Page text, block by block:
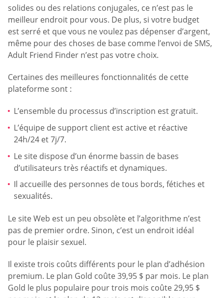
solides ou des relations conjugales, ce n’est pas le
meilleur endroit pour vous. De plus, si votre budget
est serré et que vous ne voulez pas dépenser d’argent,
même pour des choses de base comme l’envoi de SMS,
Adult Friend Finder n’est pas votre choix.
Certaines des meilleures fonctionnalités de cette
plateforme sont :
L’ensemble du processus d’inscription est gratuit.
L’équipe de support client est active et réactive
24h/24 et 7j/7.
Le site dispose d’un énorme bassin de bases
d’utilisateurs très réactifs et dynamiques.
Il accueille des personnes de tous bords, fétiches et
sexualités.
Le site Web est un peu obsolète et l’algorithme n’est
pas de premier ordre. Sinon, c’est un endroit idéal
pour le plaisir sexuel.
Il existe trois coûts différents pour le plan d’adhésion
premium. Le plan Gold coûte 39,95 $ par mois. Le plan
Gold le plus populaire pour trois mois coûte 29,95 $